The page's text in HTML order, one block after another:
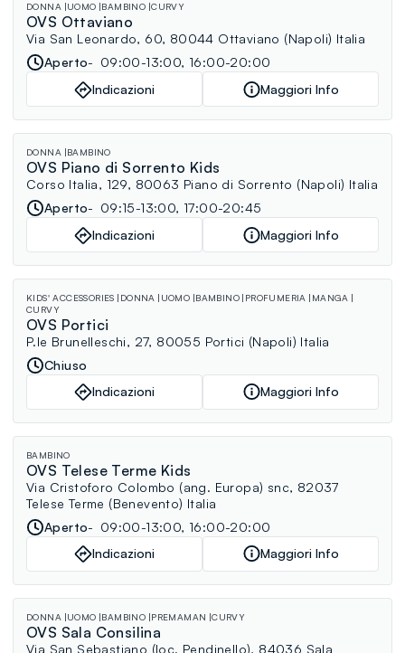
DONNA UOMO BAMBINO CURVY
OVS Ottaviano
Via San Leonardo, 60, 80044 Ottaviano (Napoli) Italia
Aperto
09:00-13:00, 16:00-20:00
Indicazioni
Maggiori Info
DONNA BAMBINO
OVS Piano di Sorrento Kids
Corso Italia, 129, 80063 Piano di Sorrento (Napoli) Italia
Aperto
09:15-13:00, 17:00-20:45
Indicazioni
Maggiori Info
KIDS' ACCESSORIES DONNA UOMO BAMBINO PROFUMERIA
MANGA
CURVY
OVS Portici
P.le Brunelleschi, 27, 80055 Portici (Napoli) Italia
Chiuso
Indicazioni
Maggiori Info
BAMBINO
OVS Telese Terme Kids
Via Cristoforo Colombo (ang. Europa) snc, 82037
Telese Terme (Benevento) Italia
Aperto
09:00-13:00, 16:00-20:00
Indicazioni
Maggiori Info
DONNA UOMO BAMBINO PREMAMAN CURVY
OVS Sala Consilina
Via San Sebastiano (loc. Pendinello), 84036 Sala